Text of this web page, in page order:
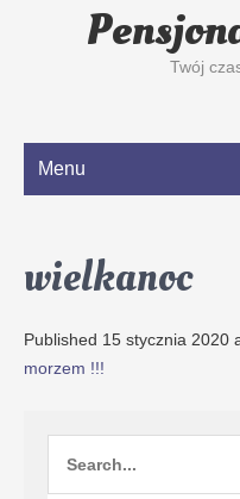
Twój
Menu
wielkanoc
Published 15 stycznia 2020
morzem !!!